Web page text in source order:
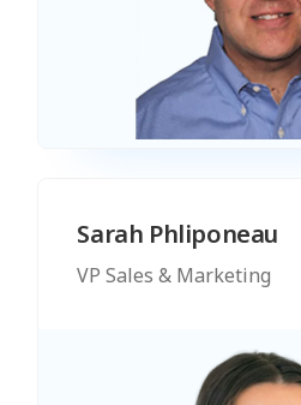
Sarah Phliponeau
VP Sales & Marketing